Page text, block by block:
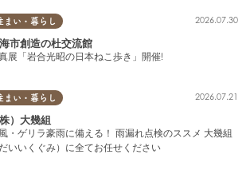
まい・暮らし 2026.07.30
市創造の杜交流館
展「岩合光昭の日本ねこ歩き」開催!
まい・暮らし 2026.07.21
株）大幾組
・ゲリラ豪雨に備える！ 雨漏れ点検のススメ 大幾組
だいいくぐみ）に全てお任せください